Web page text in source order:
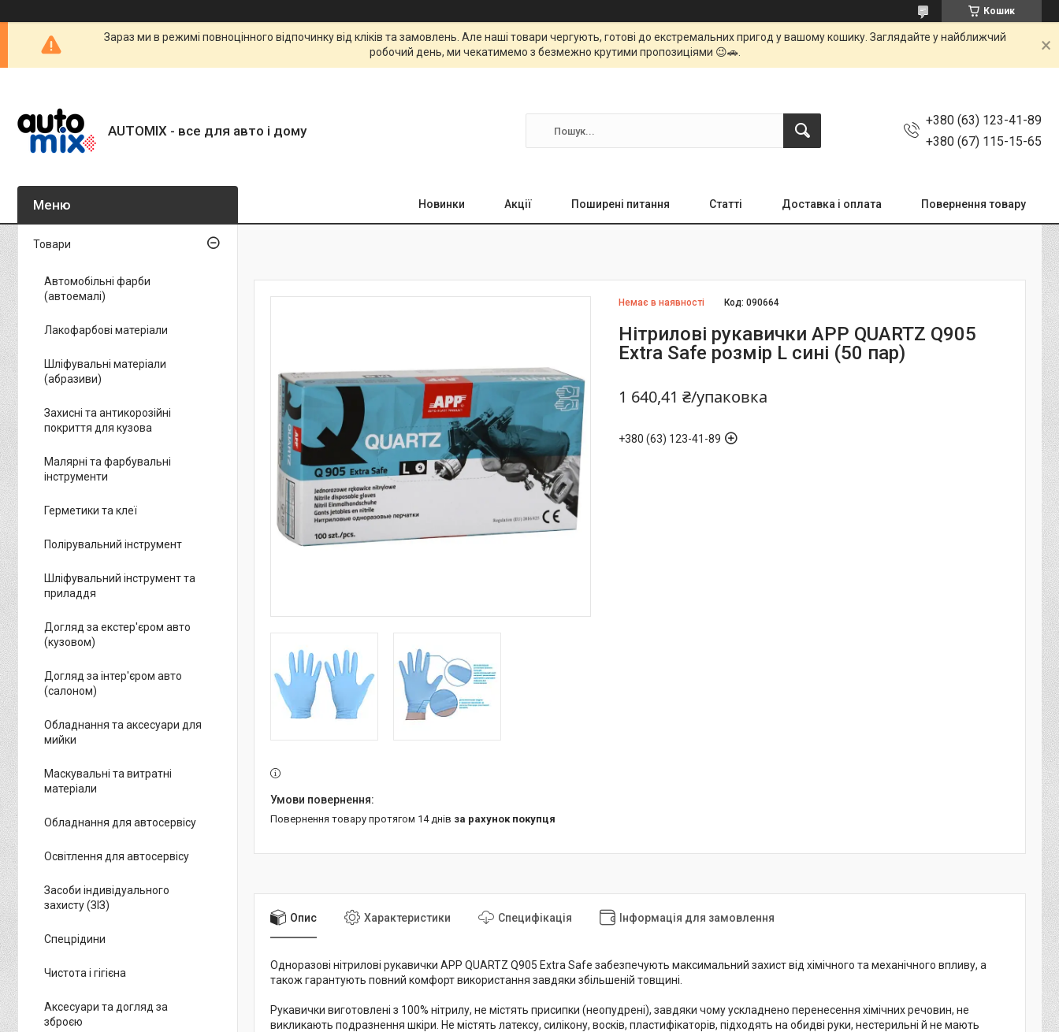
Кошик
Зараз ми в режимі повноцінного відпочинку від кліків та замовлень. Але наші товари чергують, готові до екстремальних пригод у вашому кошику. Заглядайте у найближчий
робочий день, ми чекатимемо з безмежно крутими пропозиціями 😉🚗.
AUTOMIX - все для авто і дому
+380 (63) 123-41-89
+380 (67) 115-15-65
Новинки Акції Поширені питання Статті Доставка і оплата Повернення товару
Немає в наявності Код:090664
Нітрилові рукавички APP QUARTZ Q905
Extra Safe розмір L сині (50 пар)
1 640,41 ₴/упаковка
+380 (63) 123-41-89
повернення товару протягом 14 днів за рахунок покупця
Опис Характеристики Специфікація Інформація для замовлення
Одноразові нітрилові рукавички APP QUARTZ Q905 Extra Safe забезпечують максимальний захист від хімічного та механічного впливу, а
також гарантують повний комфорт використання завдяки збільшеній товщині.
Рукавички виготовлені з 100% нітрилу, не містять присипки (неопудрені), завдяки чому ускладнено перенесення хімічних речовин, не
викликають подразнення шкіри. Не містять латексу, силікону, восків, пластифікаторів, підходять на обидві руки, нестерильні й не мають
Товари
Автомобільні фарби
(автоемалі)
Лакофарбові матеріали
Шліфувальні матеріали
(абразиви)
Захисні та антикорозійні
покриття для кузова
Малярні та фарбувальні
інструменти
Герметики та клеї
Полірувальний інструмент
Шліфувальний інструмент та
приладдя
Догляд за екстер'єром авто
(кузовом)
Догляд за інтер'єром авто
(салоном)
Обладнання та аксесуари для
мийки
Маскувальні та витратні
матеріали
Обладнання для автосервісу
Освітлення для автосервісу
Засоби індивідуального
захисту (ЗІЗ)
Спецрідини
Чистота і гігієна
Аксесуари та догляд за
зброєю